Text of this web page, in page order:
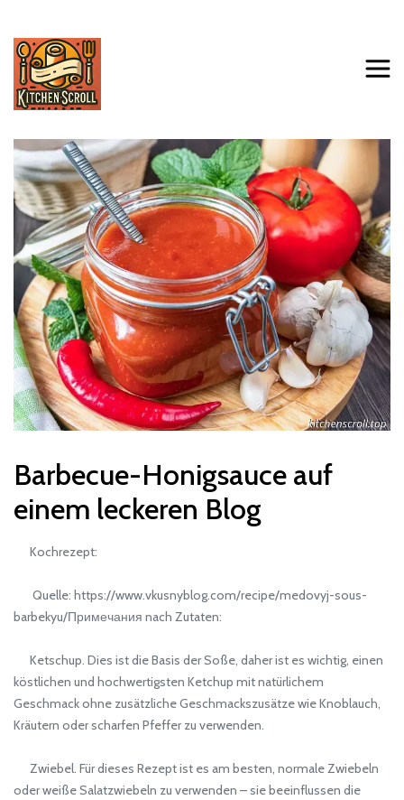
Barbecue-Honigsauce auf
einem leckeren Blog
Kochrezept:
Quelle: https://www.vkusnyblog.com/recipe/medovyj-sous-
barbekyu/Примечания nach Zutaten:
Ketschup. Dies ist die Basis der Soße, daher ist es wichtig, einen
köstlichen und hochwertigsten Ketchup mit natürlichem
Geschmack ohne zusätzliche Geschmackszusätze wie Knoblauch,
Kräutern oder scharfen Pfeffer zu verwenden.
Zwiebel. Für dieses Rezept ist es am besten, normale Zwiebeln
oder weiße Salatzwiebeln zu verwenden – sie beeinflussen die